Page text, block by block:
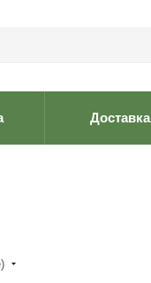
Доставка